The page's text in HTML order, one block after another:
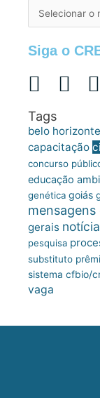
Siga o
Tags
belo horizonte
capacitação
concurso
educação
genética goiás
gerais
pesquisa
substituto
sistema cfbio/
vaga